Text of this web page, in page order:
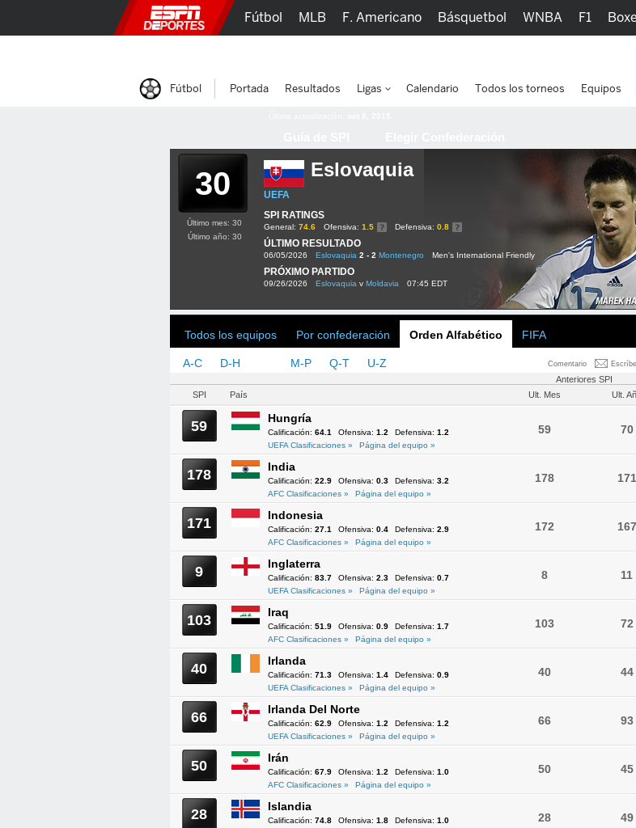
30 Eslovaquia
UEFA
SPI RATINGS
General: 74.6 Ofensiva: 1.5 Defensiva: 0.8
ÚLTIMO RESULTADO
06/05/2026 Eslovaquia 2 - 2 Montenegro Men's International Friendly
PRÓXIMO PARTIDO
09/26/2026 Eslovaquia v Moldavia 07:45 EDT
Último mes: 30
Último año: 30
Todos los equipos Por confederación Orden Alfabético FIFA
Comentario
A-C D-H M-P Q-T U-Z
Anteriores SPI
SPI
País Ult. Mes Ult.
59 Hungría
Calificación: 64.1 Ofensiva: 1.2 Defensiva: 1.2
UEFA Clasificaciones »
Página del equipo »
59 70
178 India
Calificación: 22.9 Ofensiva: 0.3 Defensiva: 3.2
AFC Clasificaciones »
Página del equipo »
178 171
171 Indonesia
Calificación: 27.1 Ofensiva: 0.4 Defensiva: 2.9
AFC Clasificaciones »
Página del equipo »
172 167
9 Inglaterra
Calificación: 83.7 Ofensiva: 2.3 Defensiva: 0.7
UEFA Clasificaciones »
Página del equipo »
8 11
103 Iraq
Calificación: 51.9 Ofensiva: 0.9 Defensiva: 1.7
AFC Clasificaciones »
Página del equipo »
103 72
40 Irlanda
Calificación: 71.3 Ofensiva: 1.4 Defensiva: 0.9
UEFA Clasificaciones »
Página del equipo »
40 44
66 Irlanda Del Norte
Calificación: 62.9 Ofensiva: 1.2 Defensiva: 1.2
UEFA Clasificaciones »
Página del equipo »
66 93
50 Irán
Calificación: 67.9 Ofensiva: 1.2 Defensiva: 1.0
AFC Clasificaciones »
Página del equipo »
50 45
28 Islandia
Calificación: 74.8 Ofensiva: 1.8 Defensiva: 1.0
28 49
Fútbol MLB F. Americano Básquetbol WNBA F1
Fútbol Portada Resultados Ligas Calendario Todos los torneos Equipos